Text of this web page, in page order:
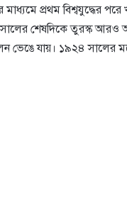
মাধ্যমে প্রথম
সালের শেষদিকে তুরস্ক
ভেঙে যায়। ১৯২৪ সালের